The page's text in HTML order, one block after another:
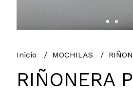
Inicio MOCHILAS
RIÑONERA